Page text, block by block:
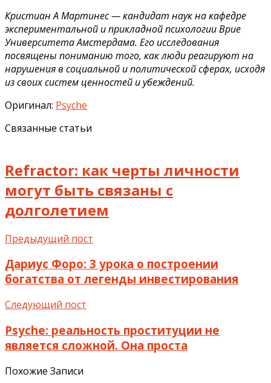
Кристиан А Мартинес — кандидат наук на кафедре
экспериментальной и прикладной психологии Врие
Университета Амстердама. Его исследования
посвящены пониманию того, как люди реагируют на
нарушения в социальной и политической сферах, исходя
из своих систем ценностей и убеждений.
Оригинал: Psyche
Связанные статьи
Refractor: как черты личности
могут быть связаны с
долголетием
Предыдущий пост
Дариус Форо: 3 урока о построении
богатства от легенды инвестирования
Следующий пост
Psyche: реальность проституции не
является сложной. Она проста
Похожие Записи